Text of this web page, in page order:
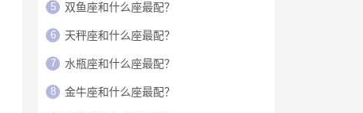
5 双鱼座和什么座最配？
6 天秤座和什么座最配？
7 水瓶座和什么座最配？
8 金牛座和什么座最配？